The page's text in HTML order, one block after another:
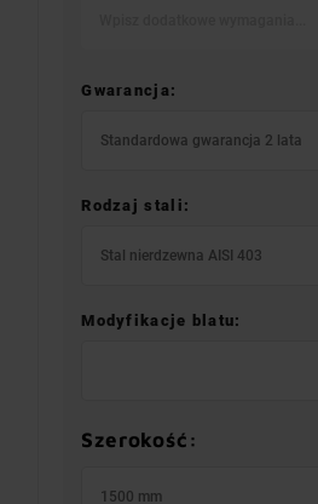
Gwarancja:
Standardowa gwarancja 2 lata
Rodzaj stali:
Stal nierdzewna AISI 403
Modyfikacje blatu:
Szerokość:
1500 mm